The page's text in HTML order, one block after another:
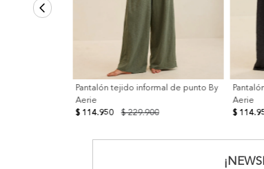
Pantalón tejido informal de punto By
Aerie
$ 229.900
$ 114.950
Aerie
$